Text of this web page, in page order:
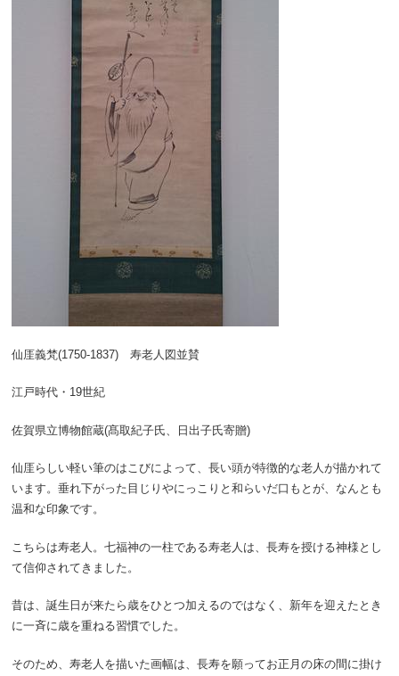
仙厓義梵(1750-1837) 寿老人図並賛
江戸時代・19世紀
佐賀県立博物館蔵(髙取紀子氏、日出子氏寄贈)
仙厓らしい軽い筆のはこびによって、長い頭が特徴的な老人が描かれて
います。垂れ下がった目じりやにっこりと和らいだ口もとが、なんとも
温和な印象です。
こちらは寿老人。七福神の一柱である寿老人は、長寿を授ける神様とし
て信仰されてきました。
昔は、誕生日が来たら歳をひとつ加えるのではなく、新年を迎えたとき
に一斉に歳を重ねる習慣でした。
そのため、寿老人を描いた画幅は、長寿を願ってお正月の床の間に掛け